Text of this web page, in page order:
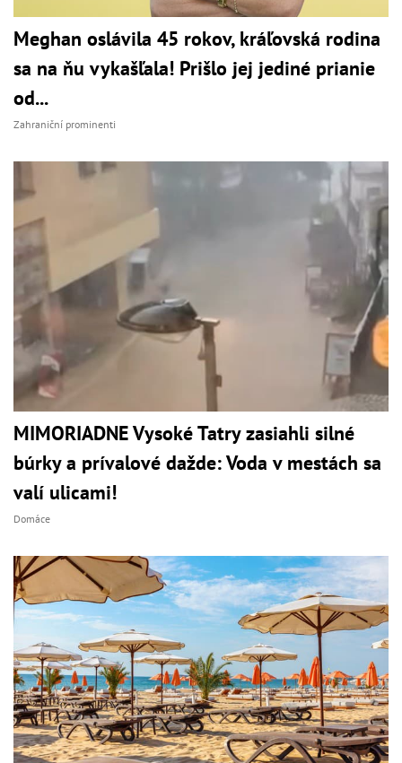
Meghan oslávila 45 rokov, kráľovská rodina
sa na ňu vykašľala! Prišlo jej jediné prianie
od...
Zahraniční prominenti
MIMORIADNE Vysoké Tatry zasiahli silné
búrky a prívalové dažde: Voda v mestách sa
valí ulicami!
Domáce